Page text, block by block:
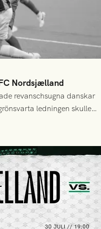
Nordsjælland
revanschsugna danskar
ledningen skulle
På lika mark visade
tog slut.